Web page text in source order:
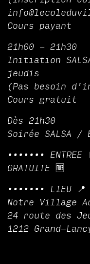
Cours payant
21h00 - 21h30
Initiation
jeudis
(Pas besoin
Cours gratuit
Dès 21h30
Soirée SALSA /
••••••• ENTREE
GRATUITE 🆓
••••••• LIEU 📍
Notre Village
24 route des
1212 Grand-